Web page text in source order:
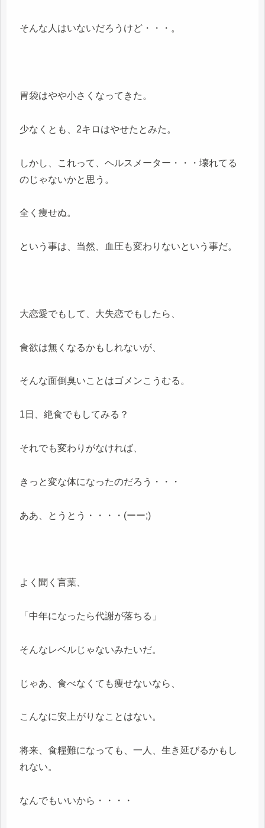
そんな人はいないだろうけど・・・。
胃袋はやや小さくなってきた。
少なくとも、2キロはやせたとみた。
しかし、これって、ヘルスメーター・・・壊れてる
のじゃないかと思う。
全く痩せぬ。
という事は、当然、血圧も変わりないという事だ。
大恋愛でもして、大失恋でもしたら、
食欲は無くなるかもしれないが、
そんな面倒臭いことはゴメンこうむる。
1日、絶食でもしてみる？
それでも変わりがなければ、
きっと変な体になったのだろう・・・
ああ、とうとう・・・・(ーー;)
よく聞く言葉、
「中年になったら代謝が落ちる」
そんなレベルじゃないみたいだ。
じゃあ、食べなくても痩せないなら、
こんなに安上がりなことはない。
将来、食糧難になっても、一人、生き延びるかもし
れない。
なんでもいいから・・・・